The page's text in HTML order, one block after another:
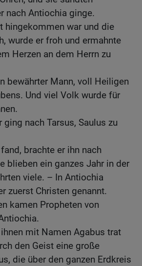
nach Antiochia ginge.
hingekommen war und die
wurde er froh und ermahnte
Herzen an dem Herrn zu
bewährter Mann, voll Heiligen
Und viel Volk wurde für
ging nach Tarsus, Saulus zu
brachte er ihn nach
blieben ein ganzes Jahr in der
viele. – In Antiochia
zuerst Christen genannt.
kamen Propheten von
mit Namen Agabus trat
den Geist eine große
die über den ganzen Erdkreis